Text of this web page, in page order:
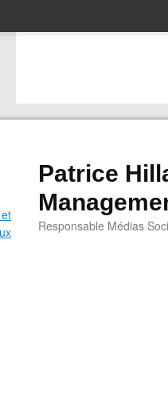
Patrice
Responsable Médias